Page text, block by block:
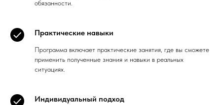
обязанности.
Практические навыки
Программа включает практические занятия, где вы сможете
применить полученные знания и навыки в реальных
ситуациях.
Индивидуальный подход